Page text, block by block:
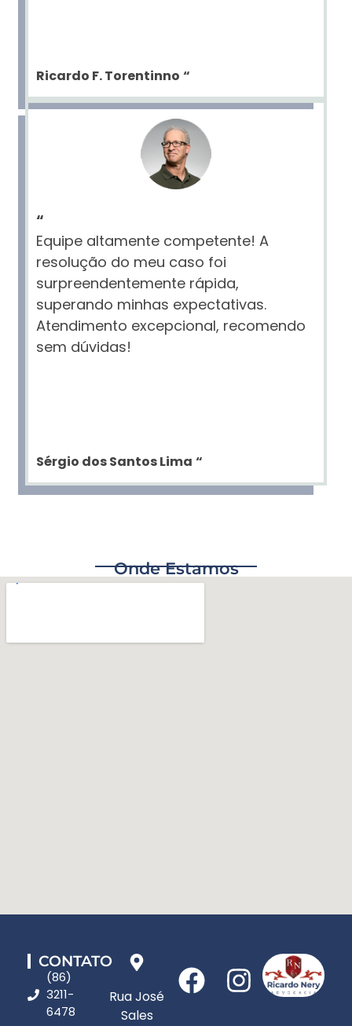
Ricardo F. Torentinno “
“
Equipe altamente competente! A
resolução do meu caso foi
surpreendentemente rápida,
superando minhas expectativas.
Atendimento excepcional, recomendo
sem dúvidas!
Sérgio dos Santos Lima “
Onde Estamos
(86)
3211-
6478
CONTATO
Rua José
Sales